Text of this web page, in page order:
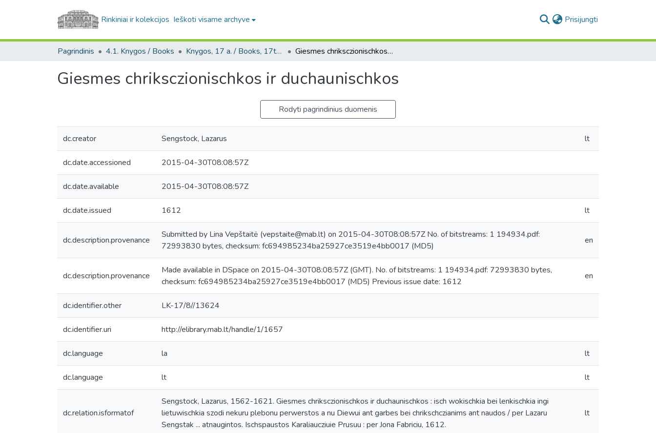
Rinkiniai ir kolekcijos Ieškoti visame archyve Prisijungti
Pagrindinis 4.1. Knygos / Books Knygos, 17 a. / Books, 17th century Giesmes chriksczionischkos ir duchaunischkos
Giesmes chriksczionischkos ir duchaunischkos
Rodyti pagrindinius duomenis
dc.creator Sengstock, Lazarus lt
dc.date.accessioned 2015-04-30T08:08:57Z
dc.date.available 2015-04-30T08:08:57Z
dc.date.issued 1612 lt
dc.description.provenance
Submitted by Lina Vepštaitė (vepstaite@mab.lt) on 2015-04-30T08:08:57Z No. of bitstreams: 1 194934.pdf:
72993830 bytes, checksum: fc694985234ba25927ce3519e4bb0017 (MD5)
en
dc.description.provenance
Made available in DSpace on 2015-04-30T08:08:57Z (GMT). No. of bitstreams: 1 194934.pdf: 72993830 bytes,
checksum: fc694985234ba25927ce3519e4bb0017 (MD5) Previous issue date: 1612
en
dc.identifier.other LK-17/8//13624
dc.identifier.uri http://elibrary.mab.lt/handle/1/1657
dc.language la lt
dc.language lt lt
dc.relation.isformatof
Sengstock, Lazarus, 1562-1621. Giesmes chriksczionischkos ir duchaunischkos : isch wokischkia bei lenkischkia ingi
lietuwischkia szodi nekuru plebonu perwerstos a nu Diewui ant garbes bei chrikschczianims ant naudos / per Lazaru
Sengstak ... atnaugintos. Ischspaustos Karaliaucziuie Prusuu : per Jona Fabriciu, 1612.
lt